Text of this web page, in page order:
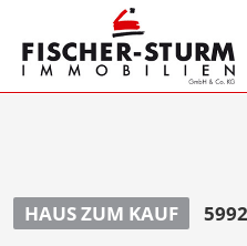
HAUS ZUM KAUF